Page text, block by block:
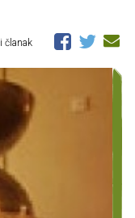
članak